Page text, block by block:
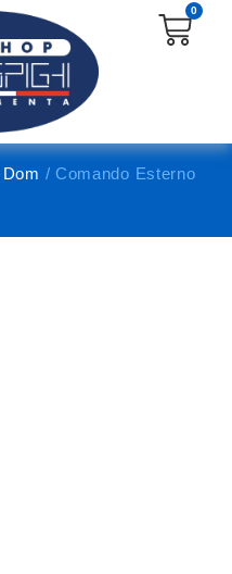
0
Dom / Comando Esterno